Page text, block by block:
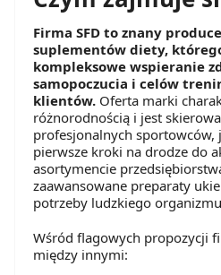
Firma SFD to znany
suplementów diety,
kompleksowe wspieranie
samopoczucia i celów
klientów. Oferta marki
różnorodnością i jest
profesjonalnych sportowców,
pierwsze kroki na drodze do
asortymencie
zaawansowane preparaty
potrzeby ludzkiego
Wśród flagowych propozycji
między innymi: